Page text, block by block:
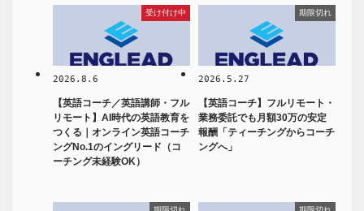
受け付け中
2026.8.6
【英語コーチ／英語講師・フル
リモート】AI時代の英語教育を
つくる｜オンライン英語コーチ
ングNo.1のイングリード（コ
ーチング未経験OK）
期限切れ
2026.5.27
【英語コーチ】フルリモート・
業務委託でも月額30万の安定
報酬「ティーチングからコーチ
ングへ」